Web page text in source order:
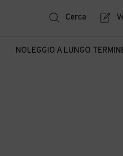
Cerca
NOLEGGIO A LUNGO